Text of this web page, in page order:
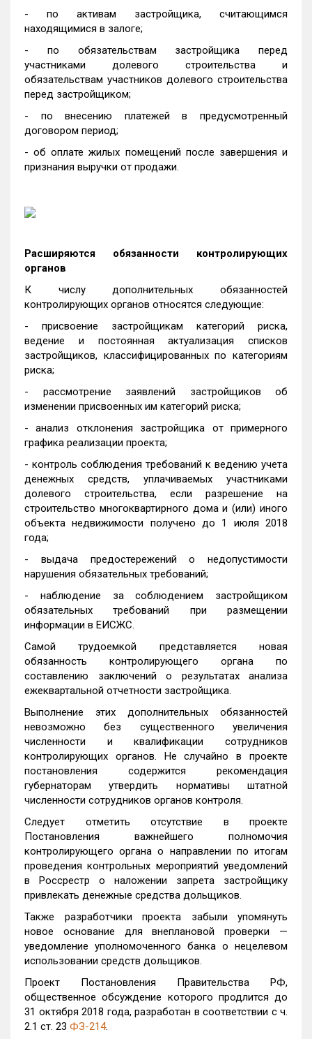
- по активам застройщика, считающимся
находящимися в залоге;
- по обязательствам застройщика перед
участниками долевого строительства и
обязательствам участников долевого строительства
перед застройщиком;
- по внесению платежей в предусмотренный
договором период;
- об оплате жилых помещений после завершения и
признания выручки от продажи.
Расширяются обязанности контролирующих
органов
К числу дополнительных обязанностей
контролирующих органов относятся следующие:
- присвоение застройщикам категорий риска,
ведение и постоянная актуализация списков
застройщиков, классифицированных по категориям
риска;
- рассмотрение заявлений застройщиков об
изменении присвоенных им категорий риска;
- анализ отклонения застройщика от примерного
графика реализации проекта;
- контроль соблюдения требований к ведению учета
денежных средств, уплачиваемых участниками
долевого строительства, если разрешение на
строительство многоквартирного дома и (или) иного
объекта недвижимости получено до 1 июля 2018
года;
- выдача предостережений о недопустимости
нарушения обязательных требований;
- наблюдение за соблюдением застройщиком
обязательных требований при размещении
информации в ЕИСЖС.
Самой трудоемкой представляется новая
обязанность контролирующего органа по
составлению заключений о результатах анализа
ежеквартальной отчетности застройщика.
Выполнение этих дополнительных обязанностей
невозможно без существенного увеличения
численности и квалификации сотрудников
контролирующих органов. Не случайно в проекте
постановления содержится рекомендация
губернаторам утвердить нормативы штатной
численности сотрудников органов контроля.
Следует отметить отсутствие в проекте
Постановления важнейшего полномочия
контролирующего органа о направлении по итогам
проведения контрольных мероприятий уведомлений
в Россрестр о наложении запрета застройщику
привлекать денежные средства дольщиков.
Также разработчики проекта забыли упомянуть
новое основание для внеплановой проверки —
уведомление уполномоченного банка о нецелевом
использовании средств дольщиков.
Проект Постановления Правительства РФ,
общественное обсуждение которого продлится до
31 октября 2018 года, разработан в соответствии с ч.
2.1 ст. 23 ФЗ-214.